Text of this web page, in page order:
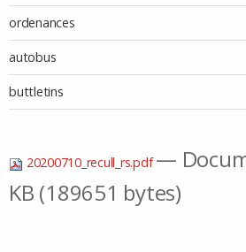
ordenances
autobus
buttletins
20200710_recull_rs.pdf—
KB (189651 bytes)